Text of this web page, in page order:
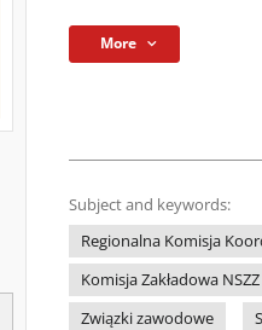
More
Subject and keywords:
Regionalna Komisja
Komisja Zakładowa
Związki zawodowe